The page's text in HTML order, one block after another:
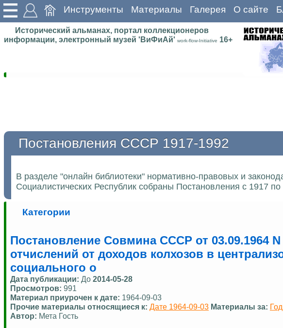
Инструменты Материалы Галерея О сайте
Исторический альманах, портал коллекционеров
информации, электронный музей 'ВиФиАй' work-flow-Initiative 16+
Постановления СССР 1917-1992
В разделе "онлайн библиотеки" нормативно-правовых и
Социалистических Республик собраны Постановления с 1917 по
Категории
Постановление Совмина СССР от 03.09.1964
отчислений от доходов колхозов в
социального о
Дата публикации: До 2014-05-28
Просмотров: 991
Материал приурочен к дате: 1964-09-03
Прочие материалы относящиеся к: Дате 1964-09-03 Материалы за:
Автор: Мета Гость